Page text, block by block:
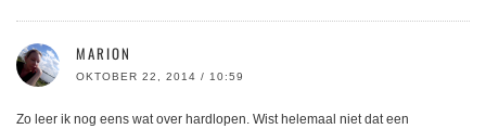
MARION
OKTOBER 22, 2014 / 10:59
Zo leer ik nog eens wat over hardlopen. Wist helemaal niet dat een